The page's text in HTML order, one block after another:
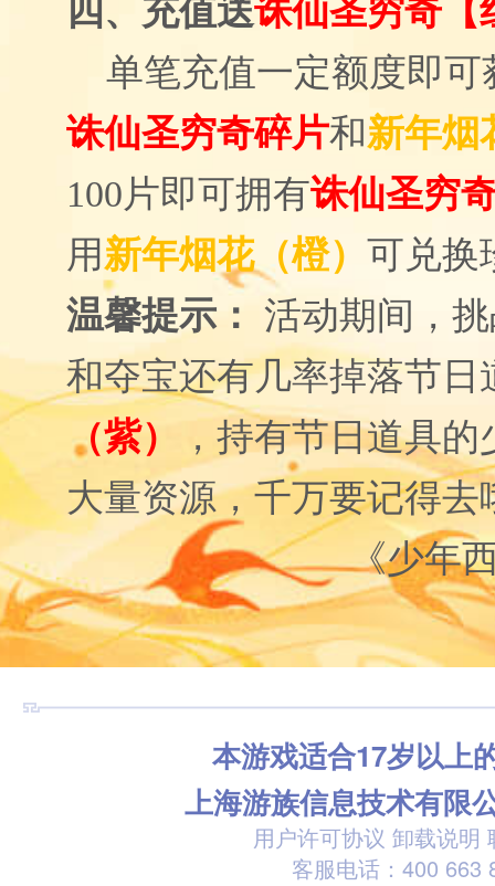
四、充值送诛仙圣穷奇【
单笔充值一定额度即
诛仙圣穷奇碎片和新年烟
100片即可拥有诛仙圣穷
用 新年烟花（橙） 可兑换
温馨提示：
活动期间，
和夺宝还有几率掉落节日
（紫）
，持有节日道具
大量资源，千万要记得去
《少年
本游戏适合17岁以上
上海游族信息技术有限
用户许可协议 卸载说明
客服电话：400 663